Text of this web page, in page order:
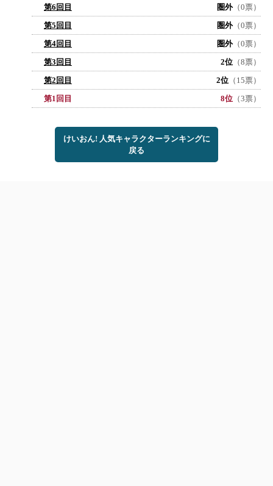
第6回目
圏外（0票）
第5回目
圏外（0票）
第4回目
圏外（0票）
第3回目
2位 （8票）
第2回目
2位 （15票）
第1回目
8位 （3票）
けいおん! 人気キャラクターランキングに
戻る